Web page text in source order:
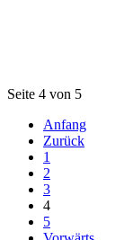
Seite 4 von 5
Anfang
Zurück
1
2
3
4
5